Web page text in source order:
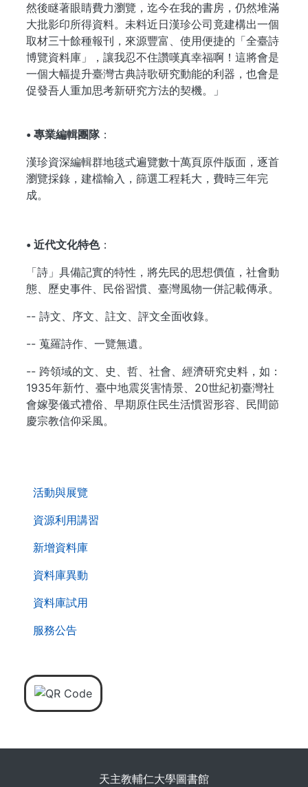
活動與展覽
資源利用講習
新增資料庫
資料庫異動
資料庫試用
服務公告
然後瞇著眼睛費力瀏覽，迄今在我的書房，仍然堆滿
大批影印所得資料。未料近日漢珍公司竟建構出一個
取材三十餘種報刊，來源豐富、使用便捷的「全臺詩
博覽資料庫」，讓我忍不住讚嘆真幸福啊！這將會是
一個大幅提升臺灣古典詩歌研究動能的利器，也會是
促發吾人重加思考新研究方法的契機。」
• 專業編輯團隊：
漢珍資深編輯群地毯式遍覽數十萬頁原件版面，逐首
瀏覽採錄，建檔輸入，篩選工程耗大，費時三年完
成。
• 近代文化特色：
「詩」具備記實的特性，將先民的思想價值，社會動
態、歷史事件、民俗習慣、臺灣風物一併記載傳承。
-- 詩文、序文、註文、評文全面收錄。
-- 蒐羅詩作、一覽無遺。
-- 跨領域的文、史、哲、社會、經濟研究史料，如：
1935年新竹、臺中地震災害情景、20世紀初臺灣社
會嫁娶儀式禮俗、早期原住民生活慣習形容、民間節
慶宗教信仰采風。
天主教輔仁大學圖書館